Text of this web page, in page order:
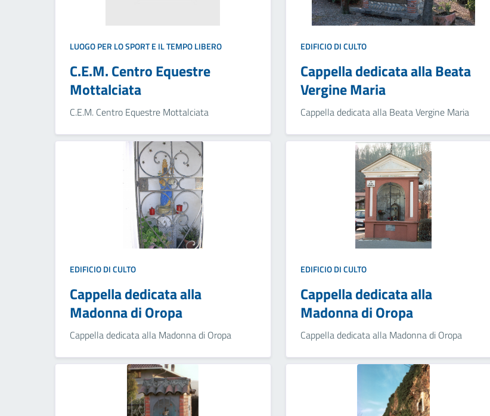
LUOGO PER LO SPORT E IL TEMPO LIBERO
C.E.M. Centro Equestre
Mottalciata
C.E.M. Centro Equestre Mottalciata
EDIFICIO DI CULTO
Cappella dedicata alla Beata
Vergine Maria
Cappella dedicata alla Beata Vergine Maria
EDIFICIO DI CULTO
Cappella dedicata alla
Madonna di Oropa
Cappella dedicata alla Madonna di Oropa
EDIFICIO DI CULTO
Cappella dedicata alla
Madonna di Oropa
Cappella dedicata alla Madonna di Oropa